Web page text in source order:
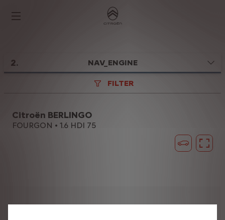
2. NAV_ENGINE
FILTER
Citroën BERLINGO
FOURGON • 1.6 HDI 75
notre site. Les cookies nous permettent de vous fournir des fonctionnalités